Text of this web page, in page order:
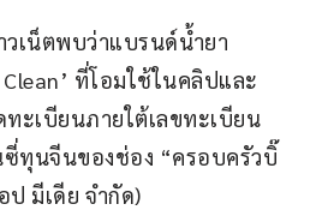
วเน็ตพบว่าแบรนด์น้ำยา
ที่โอมใช้ในคลิปและ
ทะเบียนภายใต้เลขทะเบียน
ซี่ทุนจีนของช่อง “ครอบครัวบิ๊
มีเดีย จำกัด)